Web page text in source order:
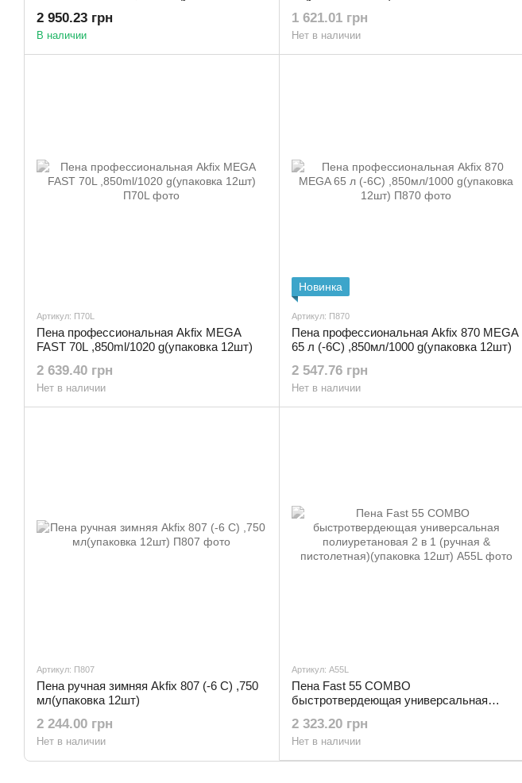
2 950.23 грн
В наличии
1 621.01 грн
Нет в наличии
Артикул: П70L
Пена профессиональная Akfix MEGA
FAST 70L ,850ml/1020 g(упаковка 12шт)
2 639.40 грн
Нет в наличии
Новинка
Артикул: П870
Пена профессиональная Akfix 870 MEGA
65 л (-6С) ,850мл/1000 g(упаковка 12шт)
2 547.76 грн
Нет в наличии
Артикул: П807
Пена ручная зимняя Akfix 807 (-6 С) ,750
мл(упаковка 12шт)
2 244.00 грн
Нет в наличии
Артикул: А55L
Пена Fast 55 COMBO
быстротвердеющая универсальная
пистолетная)(упаковка 12шт)
2 323.20 грн
Нет в наличии